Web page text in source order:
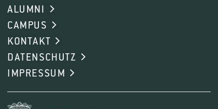
ALUMNI
CAMPUS
KONTAKT
DATENSCHUTZ
IMPRESSUM